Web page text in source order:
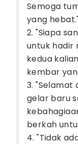
Semoga
yang
2. "Siapa
untuk hadir
kedua
kembar
3. "Selamat
gelar baru
berkah
4. "Tidak